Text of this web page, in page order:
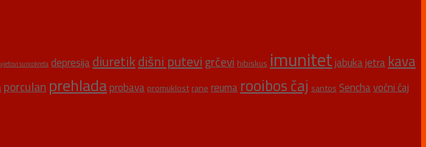
suncokreta depresijadiuretikdišni putevi grčevi hibiskus imunitetjabukajetra kava
porculan prehladaprobava promuklost rane reuma rooibos čaj santos Senchavoćni čaj